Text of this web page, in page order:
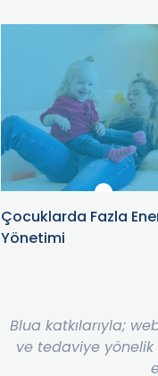
Çocuklarda Fazla
Yönetimi
Blua katkılarıyla;
ve tedaviye yönelik